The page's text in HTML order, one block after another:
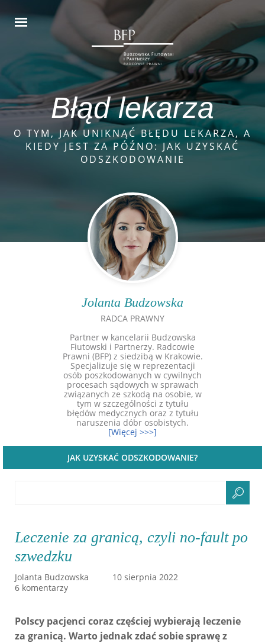
Błąd lekarza
O TYM, JAK UNIKNĄĆ BŁĘDU LEKARZA, A
KIEDY JEST ZA PÓŹNO: JAK UZYSKAĆ
ODSZKODOWANIE
Jolanta Budzowska
RADCA PRAWNY
Partner w kancelarii Budzowska
Fiutowski i Partnerzy. Radcowie
Prawni (BFP) z siedzibą w Krakowie.
Specjalizuje się w reprezentacji
osób poszkodowanych w cywilnych
procesach sądowych w sprawach
związanych ze szkodą na osobie, w
tym w szczególności z tytułu
błędów medycznych oraz z tytułu
naruszenia dóbr osobistych.
[Więcej >>>]
JAK UZYSKAĆ ODSZKODOWANIE?
Leczenie za granicą, czyli no-fault po
szwedzku
Jolanta Budzowska
10 sierpnia 2022
6 komentarzy
Polscy pacjenci coraz częściej wybierają leczenie
za granicą. Warto jednak zdać sobie sprawę z